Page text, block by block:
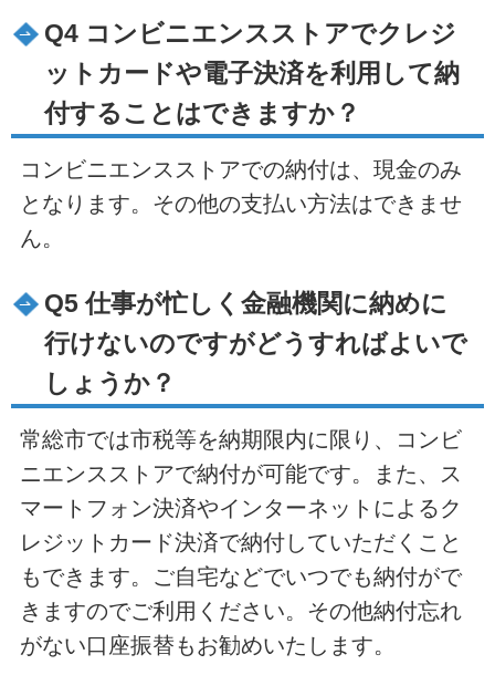
Q4 コンビニエンスストアでクレジ
ットカードや電子決済を利用して納
付することはできますか？
コンビニエンスストアでの納付は、現金のみ
となります。その他の支払い方法はできませ
ん。
Q5 仕事が忙しく金融機関に納めに
行けないのですがどうすればよいで
しょうか？
常総市では市税等を納期限内に限り、コンビ
ニエンスストアで納付が可能です。また、ス
マートフォン決済やインターネットによるク
レジットカード決済で納付していただくこと
もできます。ご自宅などでいつでも納付がで
きますのでご利用ください。その他納付忘れ
がない口座振替もお勧めいたします。